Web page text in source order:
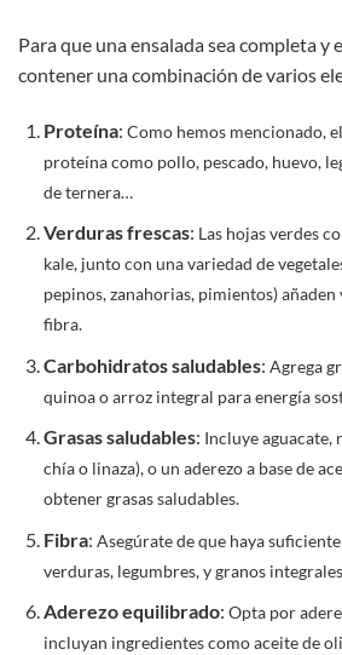
Para que una ensalada sea completa y
contener una combinación de varios
Proteína: Como hemos mencionado,
proteína como pollo, pescado, huevo,
de ternera…
Verduras frescas: Las hojas verdes
kale, junto con una variedad de
pepinos, zanahorias, pimientos)
fibra.
Carbohidratos saludables: Agrega
quinoa o arroz integral para energía
Grasas saludables: Incluye aguacate,
chía o linaza), o un aderezo a base de
obtener grasas saludables.
Fibra: Asegúrate de que haya
verduras, legumbres, y granos
Aderezo equilibrado: Opta por
incluyan ingredientes como aceite de